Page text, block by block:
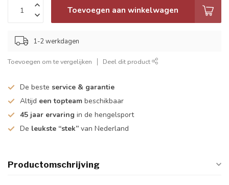
Toevoegen aan winkelwagen
1-2 werkdagen
Toevoegen om te vergelijken Deel dit product
De beste service & garantie
Altijd een topteam beschikbaar
45 jaar ervaring in de hengelsport
De leukste “stek” van Nederland
Productomschrijving